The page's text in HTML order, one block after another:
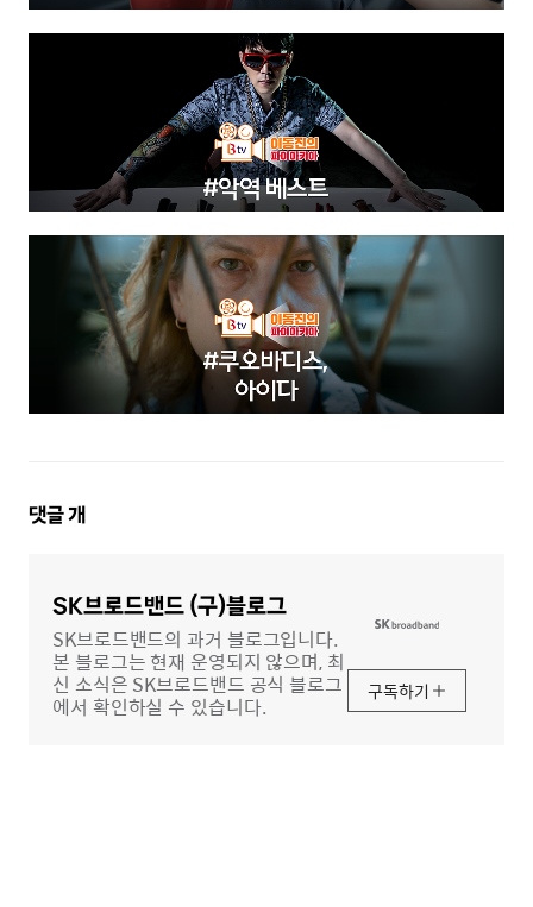
댓
댓글개
SK브로드밴드 (구)블로그
SK브로드밴드의 과거 블로그입니다.
본 블로그는 현재 운영되지 않으며, 최
신 소식은 SK브로드밴드 공식 블로그
에서 확인하실 수 있습니다.
구독하기